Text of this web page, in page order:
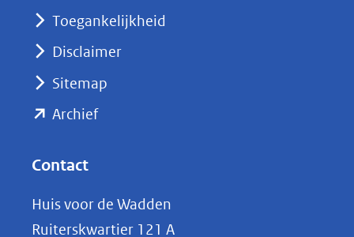
nieuw
naar
Toegankelijkheid
Disclaimer
Sitemap
Archief(opent
(verwijst
Contact
Huis voor de Wadden
Ruiterskwartier 121 A